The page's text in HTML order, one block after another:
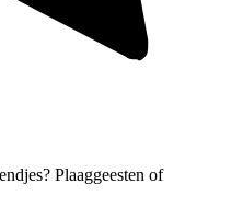
Plaaggeesten of